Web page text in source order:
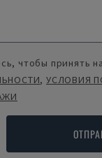
чтобы принять
,УСЛОВИЯ